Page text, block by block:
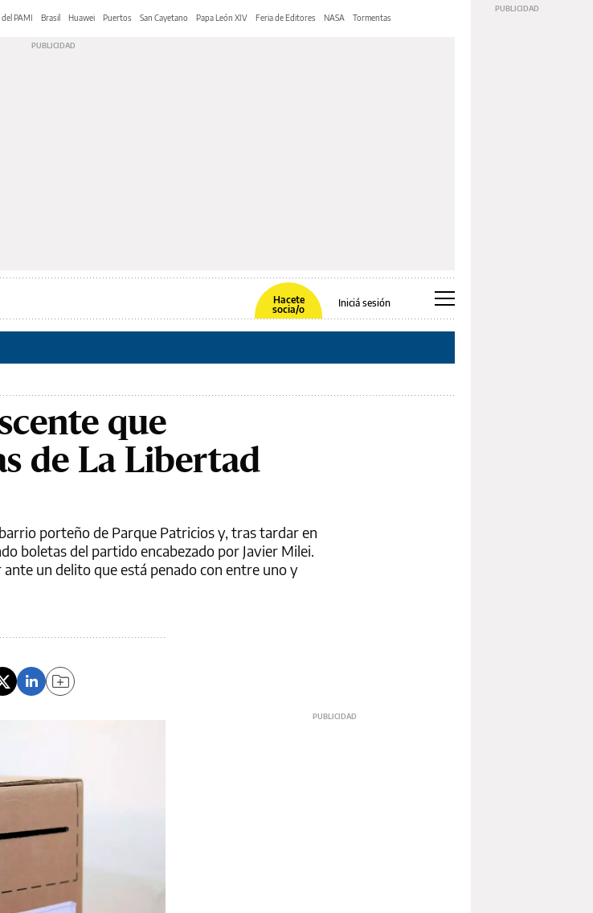
del PAMI Brasil Huawei Puertos San Cayetano Papa León XIV Feria de Editores NASA Tormentas
Hacete
socia/o
Iniciá sesión
que
de La Libertad
porteño de Parque Patricios y, tras tardar en
boletas del partido encabezado por Javier Milei.
un delito que está penado con entre uno y